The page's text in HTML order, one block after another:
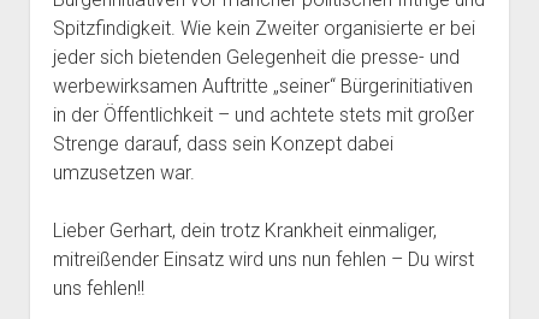
Spitzfindigkeit. Wie kein Zweiter organisierte er bei
jeder sich bietenden Gelegenheit die presse- und
werbewirksamen Auftritte „seiner“ Bürgerinitiativen
in der Öffentlichkeit – und achtete stets mit großer
Strenge darauf, dass sein Konzept dabei
umzusetzen war.
Lieber Gerhart, dein trotz Krankheit einmaliger,
mitreißender Einsatz wird uns nun fehlen – Du wirst
uns fehlen!!